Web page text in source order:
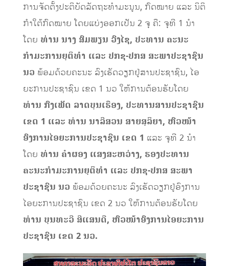
ການຈັດຕັ້ງປະຕິບັດລັດຖະທຳມະນູນ, ກົດໝາຍ ແລະ ນິຕິ
ກຳໃຕ້ກົດໝາຍ ໂດຍແບ່ງອອກເປັນ 2 ຈຸ ຄື: ຈຸທີ 1 ນຳ
ໂດຍ ທ່ານ ນາງ ສົມພຽນ ວົງໄຊ, ປະທານ ຄະນະ
ກຳມະການຍຸຕິທຳ ແລະ ປກຊ-ປກສ ສະພາປະຊາຊົນ
ນວ ພ້ອມດ້ວຍຄະນະ ລົງເຮັດວຽກຢູ່ສານປະຊາຊົນ, ໄອ
ຍະການປະຊາຊົນ ເຂດ 1 ນວ ໃຫ້ການຕ້ອນຮັບໂດຍ
ທ່ານ ກົງເພັດ ລາດບຸນເຮືອງ, ປະທານສານປະຊາຊົນ
ເຂດ 1 ແລະ ທ່ານ ນາລີສວນ ສາຍສຸລິຍາ, ຫົວໜ້າ
ອົງການໄອຍະການປະຊາຊົນ ເຂດ 1 ແລະ ຈຸທີ 2 ນຳ
ໂດຍ ທ່ານ ຄຳຜອງ ແສງສະຫວ່າງ, ຮອງປະທານ
ຄະນະກຳມະການຍຸຕິທຳ ແລະ ປກຊ-ປກສ ສະພາ
ປະຊາຊົນ ນວ ພ້ອມດ້ວຍຄະນະ ລົງເຮັດວຽກຢູ່ອົງການ
ໄອຍະການປະຊາຊົນ ເຂດ 2 ນວ ໃຫ້ການຕ້ອນຮັບໂດຍ
ທ່ານ ບຸນທະວີ ສີແສນດີ, ຫົວໜ້າອົງການໄອຍະການ
ປະຊາຊົນ ເຂດ 2 ນວ.